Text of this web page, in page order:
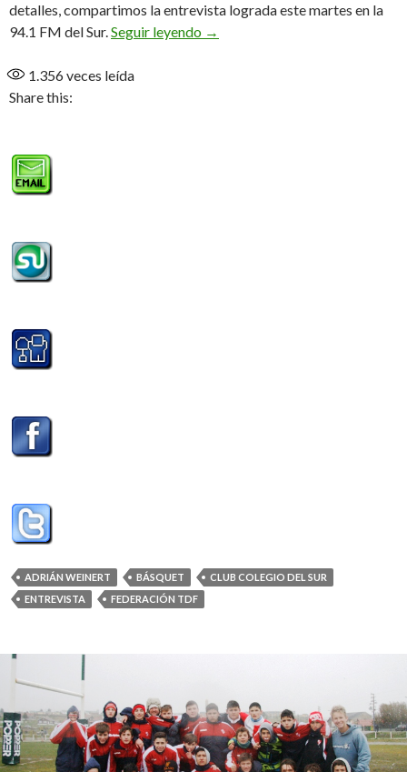
detalles, compartimos la entrevista lograda este martes en la
94.1 FM del Sur.Seguir leyendo “Están buscando la legitimidad
→
1.356veces leída
Share this:
ADRIÁN WEINERT BÁSQUET
CLUB COLEGIO DEL SUR
ENTREVISTA
FEDERACIÓN TDF